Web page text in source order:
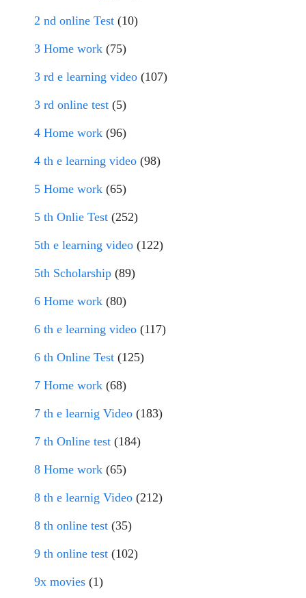
2 nd online Test (10)
3 Home work (75)
3 rd e learning video (107)
3 rd online test (5)
4 Home work (96)
4 th e learning video (98)
5 Home work (65)
5 th Onlie Test (252)
5th e learning video (122)
5th Scholarship (89)
6 Home work (80)
6 th e learning video (117)
6 th Online Test (125)
7 Home work (68)
7 th e learnig Video (183)
7 th Online test (184)
8 Home work (65)
8 th e learnig Video (212)
8 th online test (35)
9 th online test (102)
9x movies (1)